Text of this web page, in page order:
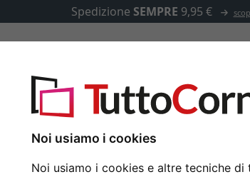
Noi usiamo i cookies
Noi usiamo i cookies e altre tecniche di
Spedizione SEMPRE 9,95 €
su misura Passepartout Accessori